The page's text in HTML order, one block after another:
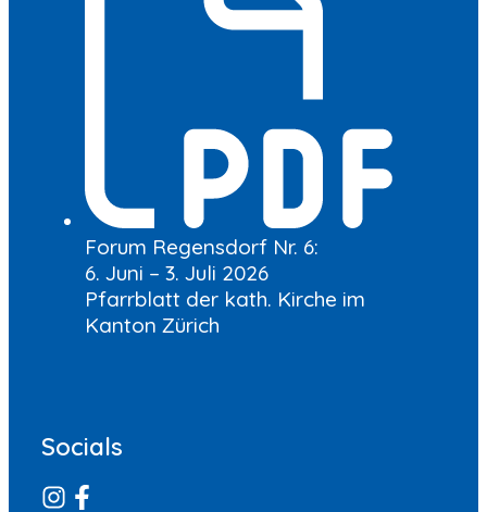
Forum Regensdorf Nr. 6:
6. Juni – 3. Juli 2026
Pfarrblatt der kath. Kirche im
Kanton Zürich
Socials